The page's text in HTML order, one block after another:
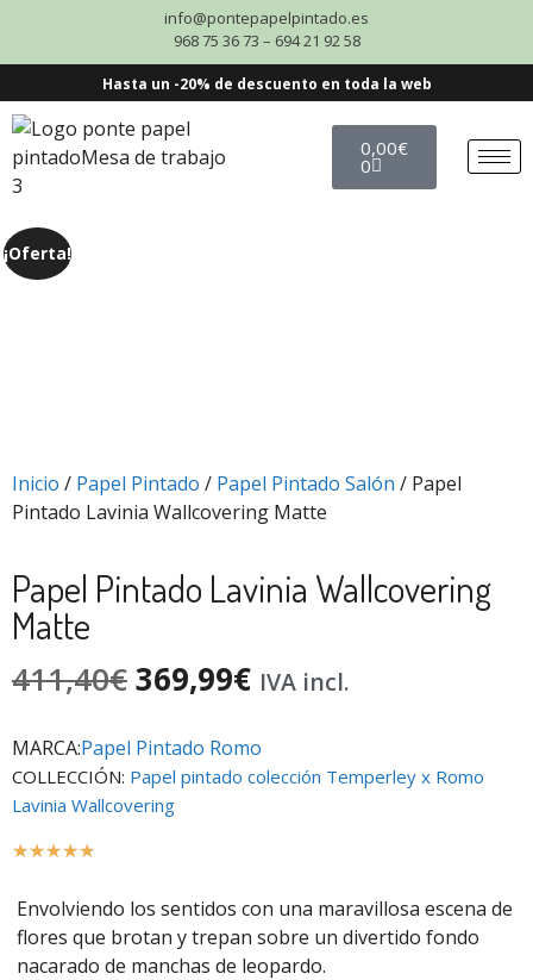
info@pontepapelpintado.es
968 75 36 73 – 694 21 92 58
Hasta un -20% de descuento en toda la web
0,00€
0
¡Oferta!
Inicio / Papel Pintado / Papel Pintado Salón / Papel
Pintado Lavinia Wallcovering Matte
Papel Pintado Lavinia Wallcovering
Matte
411,40€369,99€ IVA incl.
MARCA:Papel Pintado Romo
COLLECCIÓN: Papel pintado colección Temperley x Romo
Lavinia Wallcovering
☆☆☆☆☆
Envolviendo los sentidos con una maravillosa escena de
flores que brotan y trepan sobre un divertido fondo
nacarado de manchas de leopardo.